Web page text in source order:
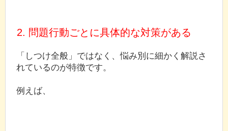
2. 問題行動ごとに具体的な対策がある
「しつけ全般」ではなく、悩み別に細かく解説さ
れているのが特徴です。
例えば、